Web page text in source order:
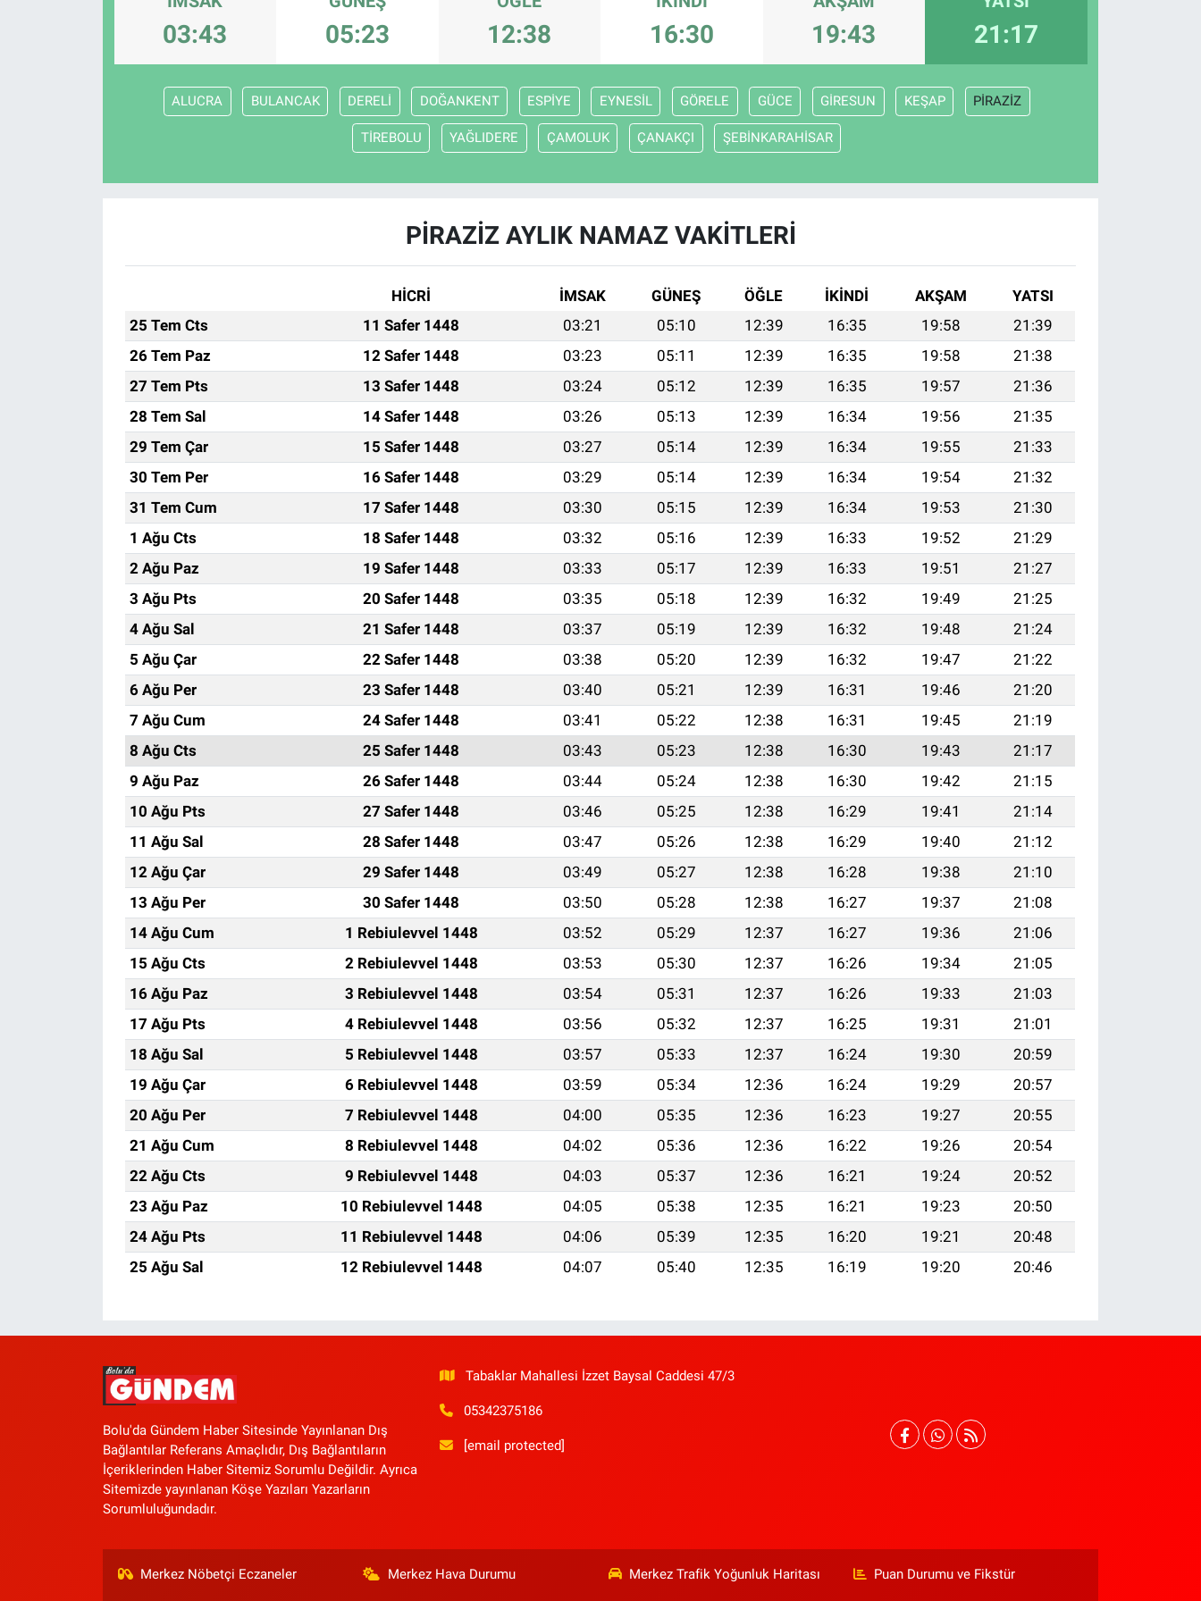
03:43 05:23 12:38 16:30 19:43 21:17
ALUCRA BULANCAK DERELİ DOĞANKENT ESPİYE EYNESİL GÖRELE GÜCE GİRESUN KEŞAP PİRAZİZ
TİREBOLU YAĞLIDERE ÇAMOLUK ÇANAKÇI ŞEBİNKARAHİSAR
PİRAZİZ AYLIK NAMAZ VAKITLERI
HİCRİ İMSAK GÜNEŞ ÖĞLE İKINDI AKŞAM
YATSI
25 Tem Cts
11 Safer 1448 03:21 05:10 12:39 16:35 19:58
21:39
26 Tem Paz
12 Safer 1448 03:23 05:11 12:39 16:35 19:58
21:38
27 Tem Pts
13 Safer 1448 03:24 05:12 12:39 16:35 19:57
21:36
28 Tem Sal
14 Safer 1448 03:26 05:13 12:39 16:34 19:56
21:35
29 Tem Çar
15 Safer 1448 03:27 05:14 12:39 16:34 19:55
21:33
30 Tem Per
16 Safer 1448 03:29 05:14 12:39 16:34 19:54
21:32
31 Tem Cum
17 Safer 1448 03:30 05:15 12:39 16:34 19:53
21:30
1 Ağu Cts
18 Safer 1448 03:32 05:16 12:39 16:33 19:52
21:29
2 Ağu Paz
19 Safer 1448 03:33 05:17 12:39 16:33 19:51
21:27
3 Ağu Pts
20 Safer 1448 03:35 05:18 12:39 16:32 19:49
21:25
4 Ağu Sal
21 Safer 1448 03:37 05:19 12:39 16:32 19:48
21:24
5 Ağu Çar
22 Safer 1448 03:38 05:20 12:39 16:32 19:47
21:22
6 Ağu Per
23 Safer 1448 03:40 05:21 12:39 16:31 19:46
21:20
7 Ağu Cum
24 Safer 1448 03:41 05:22 12:38 16:31 19:45
21:19
8 Ağu Cts
25 Safer 1448 03:43 05:23 12:38 16:30 19:43
21:17
9 Ağu Paz
26 Safer 1448 03:44 05:24 12:38 16:30 19:42
21:15
10 Ağu Pts
27 Safer 1448 03:46 05:25 12:38 16:29 19:41
21:14
11 Ağu Sal
28 Safer 1448 03:47 05:26 12:38 16:29 19:40
21:12
12 Ağu Çar
29 Safer 1448 03:49 05:27 12:38 16:28 19:38
21:10
13 Ağu Per
30 Safer 1448 03:50 05:28 12:38 16:27 19:37
21:08
14 Ağu Cum
1 Rebiulevvel 1448 03:52 05:29 12:37 16:27 19:36
21:06
15 Ağu Cts
2 Rebiulevvel 1448 03:53 05:30 12:37 16:26 19:34
21:05
16 Ağu Paz
3 Rebiulevvel 1448 03:54 05:31 12:37 16:26 19:33
21:03
17 Ağu Pts
4 Rebiulevvel 1448 03:56 05:32 12:37 16:25 19:31
21:01
18 Ağu Sal
5 Rebiulevvel 1448 03:57 05:33 12:37 16:24 19:30
20:59
19 Ağu Çar
6 Rebiulevvel 1448 03:59 05:34 12:36 16:24 19:29
20:57
20 Ağu Per
7 Rebiulevvel 1448 04:00 05:35 12:36 16:23 19:27
20:55
21 Ağu Cum
8 Rebiulevvel 1448 04:02 05:36 12:36 16:22 19:26
20:54
22 Ağu Cts
9 Rebiulevvel 1448 04:03 05:37 12:36 16:21 19:24
20:52
23 Ağu Paz
10 Rebiulevvel 1448 04:05 05:38 12:35 16:21 19:23
20:50
24 Ağu Pts
11 Rebiulevvel 1448 04:06 05:39 12:35 16:20 19:21
20:48
25 Ağu Sal
12 Rebiulevvel 1448 04:07 05:40 12:35 16:19 19:20 20:46
Bolu'da Gündem Haber Sitesinde Yayınlanan Dış
Bağlantılar Referans Amaçlıdır, Dış Bağlantıların
İçeriklerinden Haber Sitemiz Sorumlu Değildir. Ayrıca
Sitemizde yayınlanan Köşe Yazıları Yazarların
Sorumluluğundadır.
Tabaklar Mahallesi İzzet Baysal Caddesi 47/3
05342375186
[email protected]
Merkez Nöbetçi Eczaneler Merkez Hava Durumu Merkez Trafik Yoğunluk Haritası Puan Durumu ve Fikstür